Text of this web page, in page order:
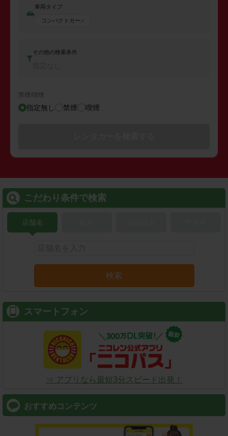
車両タイプ
コンパクトカー
その他の検索条件
禁煙/喫煙
指定無し 禁煙 喫煙
こだわり条件で検索
店舗名
検索
スマートフォン
⇒ アプリなら最短3分スピード出発！
おすすめコンテンツ